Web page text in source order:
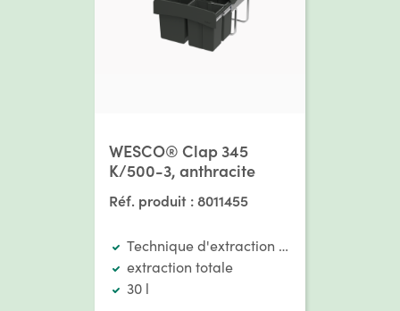
WESCO® Clap 345
K/500-3, anthracite
Réf. produit :8011455
Technique d'extraction pour portes à
extraction totale
30 l